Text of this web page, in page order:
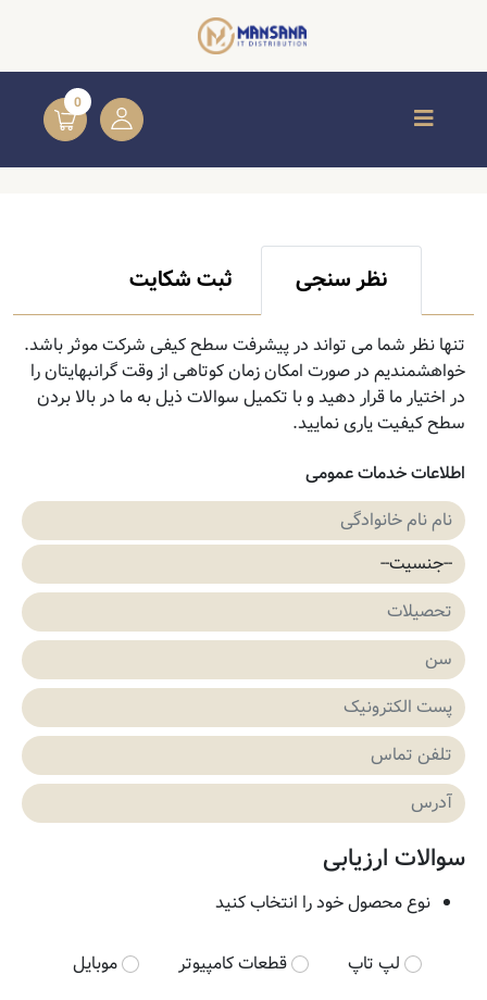
0
نظر سنجی ثبت شکایت
تنها نظر شما می تواند در پیشرفت سطح کیفی شرکت موثر باشد.
خواهشمندیم در صورت امکان زمان کوتاهی از وقت گرانبهایتان را
در اختیار ما قرار دهید و با تکمیل سوالات ذیل به ما در بالا بردن
سطح کیفیت یاری نمایید.
اطلاعات خدمات عمومی
سوالات ارزیابی
نوع محصول خود را انتخاب کنید
لپ تاپ قطعات کامپیوتر
موبایل